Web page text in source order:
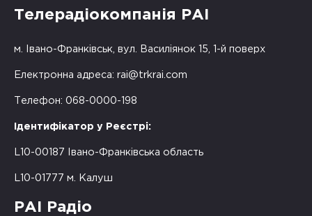
Телерадіокомпанія РАІ
м. Івано-Франківськ, вул. Василіянок 15, 1-й поверх
Електронна адреса: rai@trkrai.com
Телефон: 068-0000-198
Ідентифікатор у Реєстрі:
L10-00187 Івано-Франківська область
L10-01777 м. Калуш
РАІ Радіо